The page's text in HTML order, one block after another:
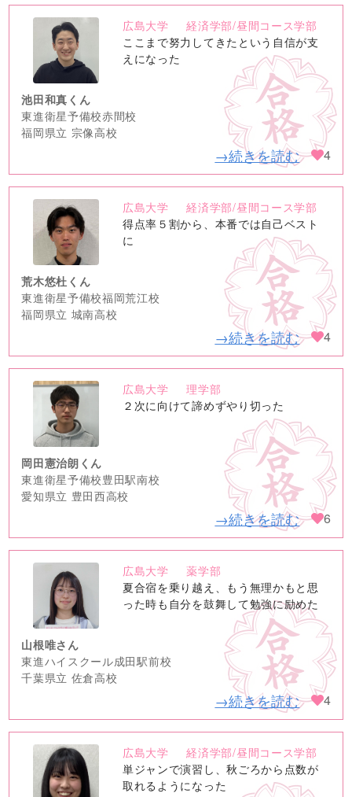
no
image
広島大学
経済学部/昼間コース学部
ここまで努力してきたという自信が支
えになった
池田和真くん
東進衛星予備校赤間校
福岡県立 宗像高校
→続きを読む 4
no
image
広島大学
経済学部/昼間コース学部
得点率５割から、本番では自己ベスト
に
荒木悠杜くん
東進衛星予備校福岡荒江校
福岡県立 城南高校
→続きを読む 4
no
image
広島大学
理学部
２次に向けて諦めずやり切った
岡田憲治朗くん
東進衛星予備校豊田駅南校
愛知県立 豊田西高校
→続きを読む 6
no
image
広島大学
薬学部
夏合宿を乗り越え、もう無理かもと思
った時も自分を鼓舞して勉強に励めた
山根唯さん
東進ハイスクール成田駅前校
千葉県立 佐倉高校
→続きを読む 4
no
image
広島大学
経済学部/昼間コース学部
単ジャンで演習し、秋ごろから点数が
取れるようになった